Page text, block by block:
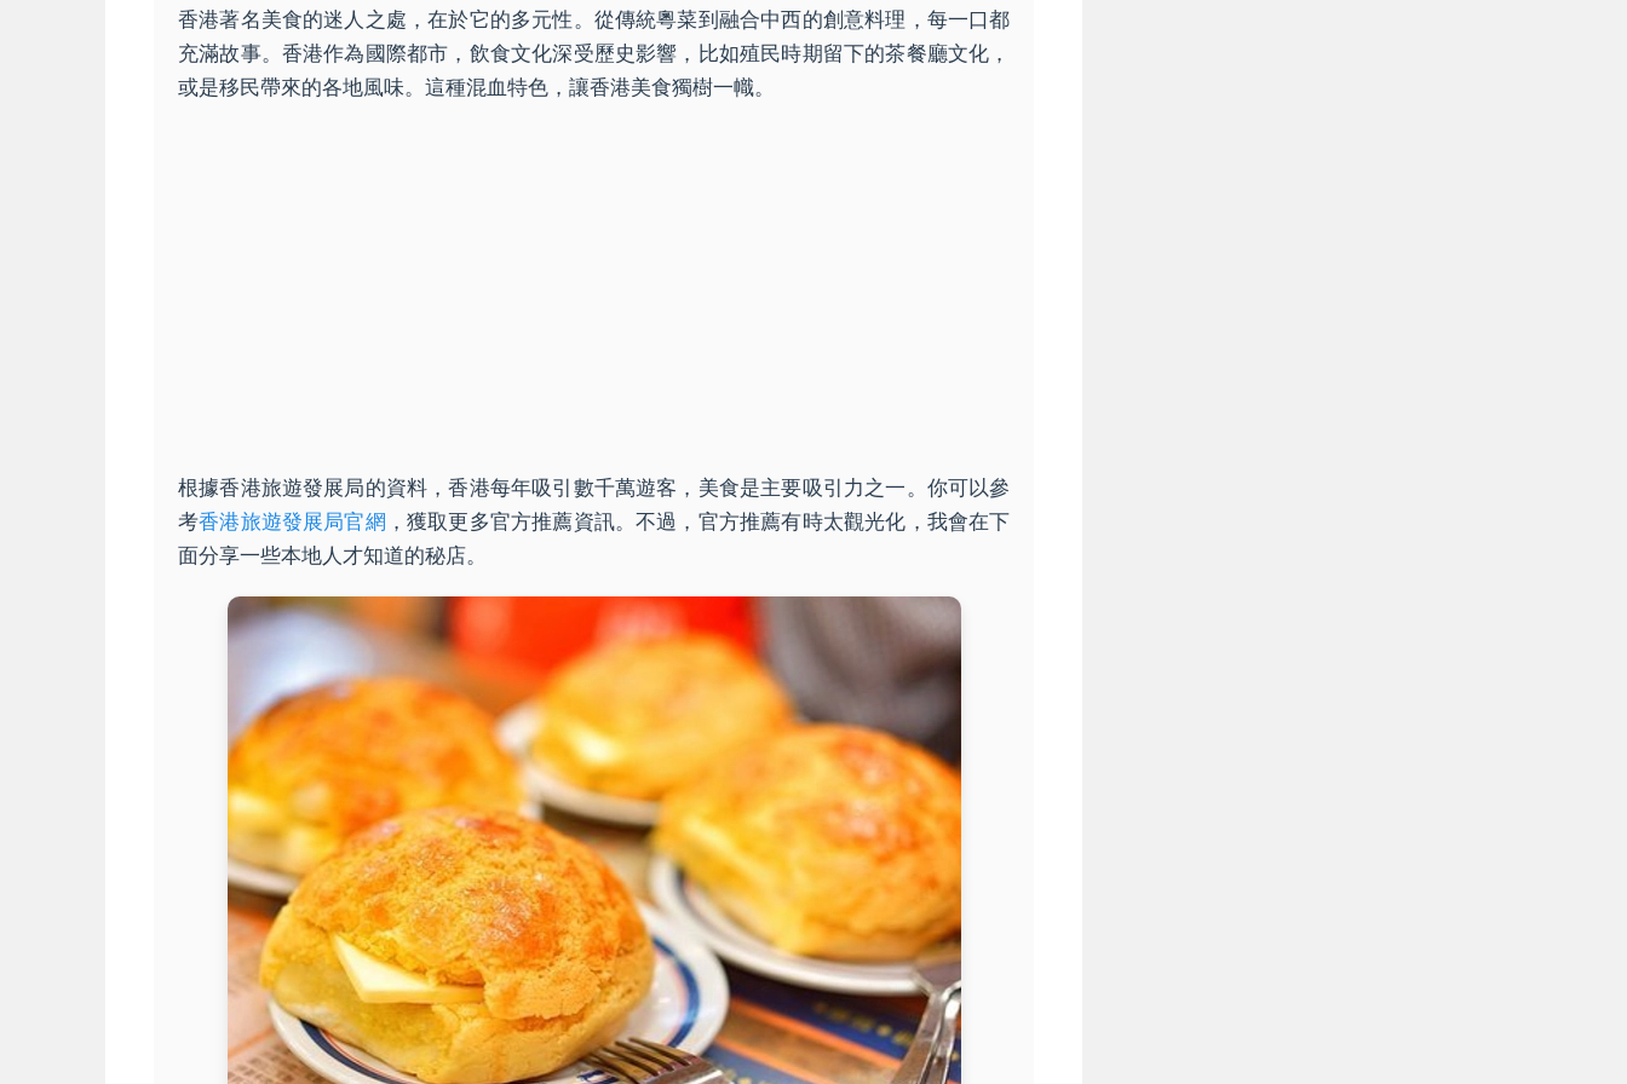
香港著名美食的迷人之處，在於它的多元性。從傳統粵菜到融合中西的創意料理，每一口都
充滿故事。香港作為國際都市，飲食文化深受歷史影響，比如殖民時期留下的茶餐廳文化，
或是移民帶來的各地風味。這種混血特色，讓香港美食獨樹一幟。
根據香港旅遊發展局的資料，香港每年吸引數千萬遊客，美食是主要吸引力之一。你可以參
考香港旅遊發展局官網 ，獲取更多官方推薦資訊。不過，官方推薦有時太觀光化，我會在下
面分享一些本地人才知道的秘店。